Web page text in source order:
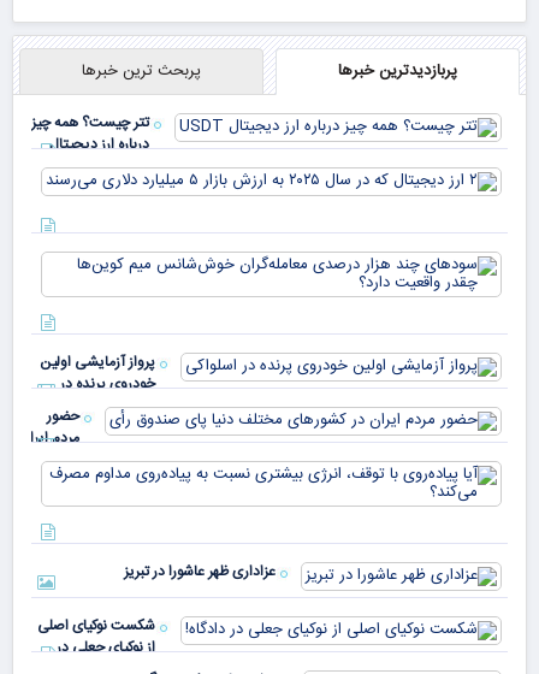
پربازدیدترین خبرها پربحث ترین خبرها
تتر چیست؟ همه چیز
درباره ارز دیجیتال
USDT
پرواز آزمایشی اولین
خودروی پرنده در
اسلواکی
حضور
مردم ایران
در
کشورهای
مختلف
دنیا پای
صندوق
عزاداری ظهر عاشورا در تبریز
شکست نوکیای اصلی
از نوکیای جعلی در
دادگاه!